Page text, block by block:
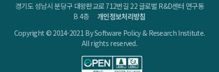
경기도 성남시 분당구 대왕판교로 712번길 22 글로벌 R&D센터 연구동
B 4층개인정보처리방침
Copyright © 2014-2021 By Software Policy & Research Institute.
All rights reserved.